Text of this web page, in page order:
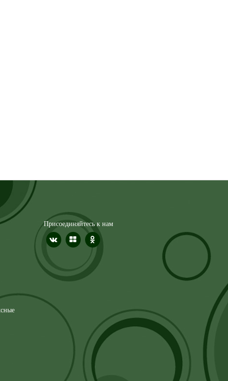
Присоединяйтесь к нам